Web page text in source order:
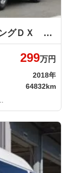
№202 ハイエース 車椅子リフト ロングＤＸ 車いす仕様車 Ｂタイプ トヨタ
299万円
2018年
64832km